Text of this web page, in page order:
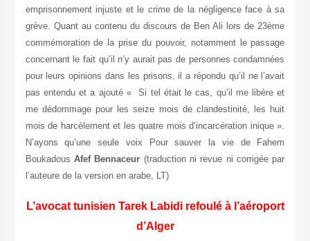
emprisonnement injuste et le crime de la négligence face à sa
grève. Quant au contenu du discours de Ben Ali lors de 23ème
commémoration de la prise du pouvoir, notamment le passage
concernant le fait qu’il n’y aurait pas de personnes condamnées
pour leurs opinions dans les prisons, il a répondu qu’il ne l’avait
pas entendu et a ajouté « Si tel était le cas, qu’il me libère et
me dédommage pour les seize mois de clandestinité, les huit
mois de harcèlement et les quatre mois d’incarcération inique ».
N’ayons qu’une seule voix Pour sauver la vie de Fahem
Boukadous Afef Bennaceur (traduction ni revue ni corrigée par
l’auteure de la version en arabe, LT)
L’avocat tunisien Tarek Labidi refoulé à l’aéroport
d’Alger